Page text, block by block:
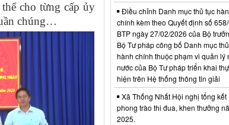
cho từng cấp ủy
chúng…
Điều chỉnh Danh mục thủ tục
chính kèm theo Quyết định số
BTP ngày 27/02/2026 của Bộ
Bộ Tư pháp công bố Danh mục
hành chính thuộc phạm vi quản lý
nước của Bộ Tư pháp triển khai
hiện trên Hệ thống thông tin giải
Xã Thống Nhất Hội nghị tổng kết
phong trào thi đua, khen thưởng
2025.